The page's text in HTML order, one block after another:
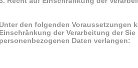
den folgenden Voraussetzungen
der Verarbeitung der Sie
Daten verlangen: